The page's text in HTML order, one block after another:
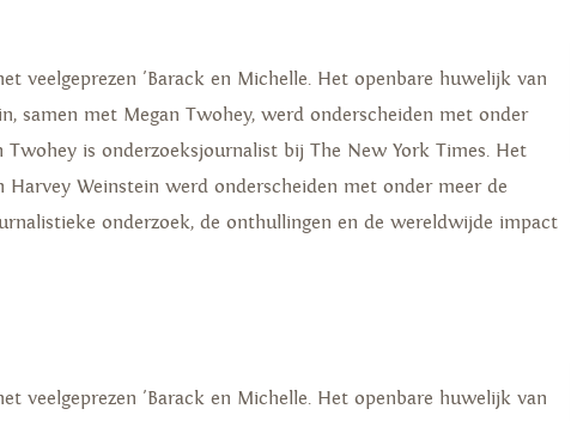
veelgeprezen 'Barack en Michelle. Het openbare huwelijk van
samen met Megan Twohey, werd onderscheiden met onder
is onderzoeksjournalist bij The New York Times. Het
Weinstein werd onderscheiden met onder meer de
onderzoek, de onthullingen en de wereldwijde impact
veelgeprezen 'Barack en Michelle. Het openbare huwelijk van